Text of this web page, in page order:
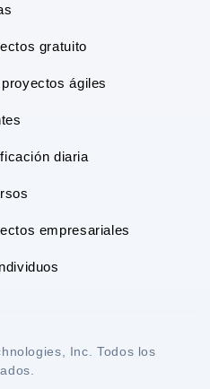
gratuito
ágiles
diaria
empresariales
Inc. Todos los